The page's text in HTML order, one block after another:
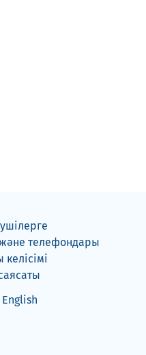
телефондары
English